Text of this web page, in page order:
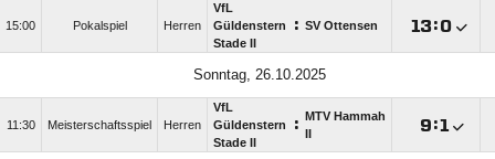
15:00 Pokalspiel Herren
VfL
Güldenstern
Stade II
: SV Ottensen :
Sonntag, 26.10.2025
11:30 Meisterschaftsspiel Herren
VfL
Güldenstern
Stade II
:
MTV Hammah
: